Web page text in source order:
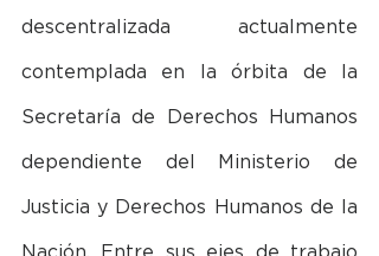
descentralizada actualmente
contemplada en la órbita de la
Secretaría de Derechos Humanos
dependiente del Ministerio de
Justicia y Derechos Humanos de la